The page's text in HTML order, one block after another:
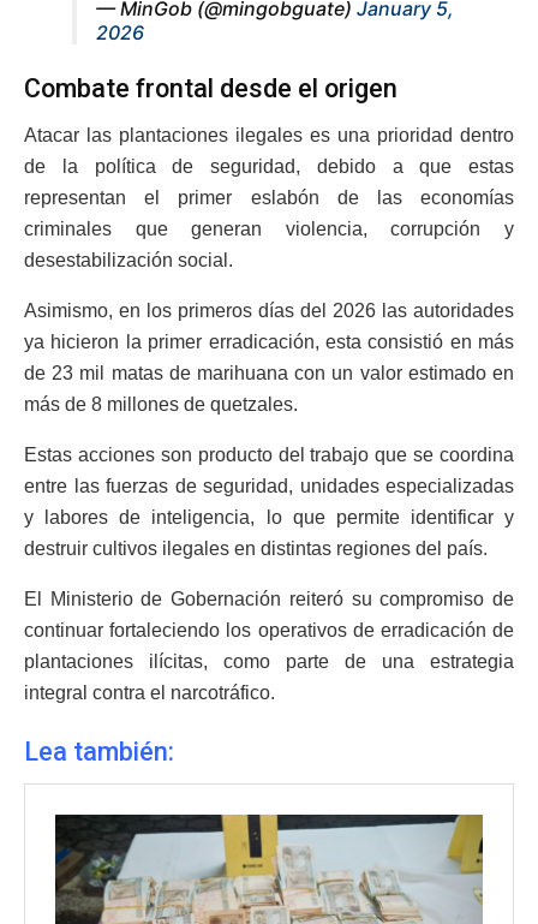
— MinGob (@mingobguate) January 5,
2026
Combate frontal desde el origen
Atacar las plantaciones ilegales es una prioridad dentro
de la política de seguridad, debido a que estas
representan el primer eslabón de las economías
criminales que generan violencia, corrupción y
desestabilización social.
Asimismo, en los primeros días del 2026 las autoridades
ya hicieron la primer erradicación, esta consistió en más
de 23 mil matas de marihuana con un valor estimado en
más de 8 millones de quetzales.
Estas acciones son producto del trabajo que se coordina
entre las fuerzas de seguridad, unidades especializadas
y labores de inteligencia, lo que permite identificar y
destruir cultivos ilegales en distintas regiones del país.
El Ministerio de Gobernación reiteró su compromiso de
continuar fortaleciendo los operativos de erradicación de
plantaciones ilícitas, como parte de una estrategia
integral contra el narcotráfico.
Lea también: